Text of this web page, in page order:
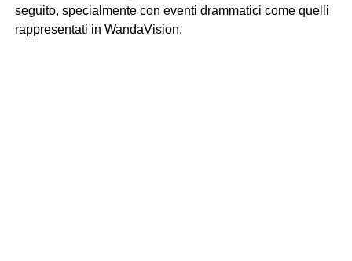
seguito, specialmente con eventi drammatici come quelli
rappresentati in WandaVision.